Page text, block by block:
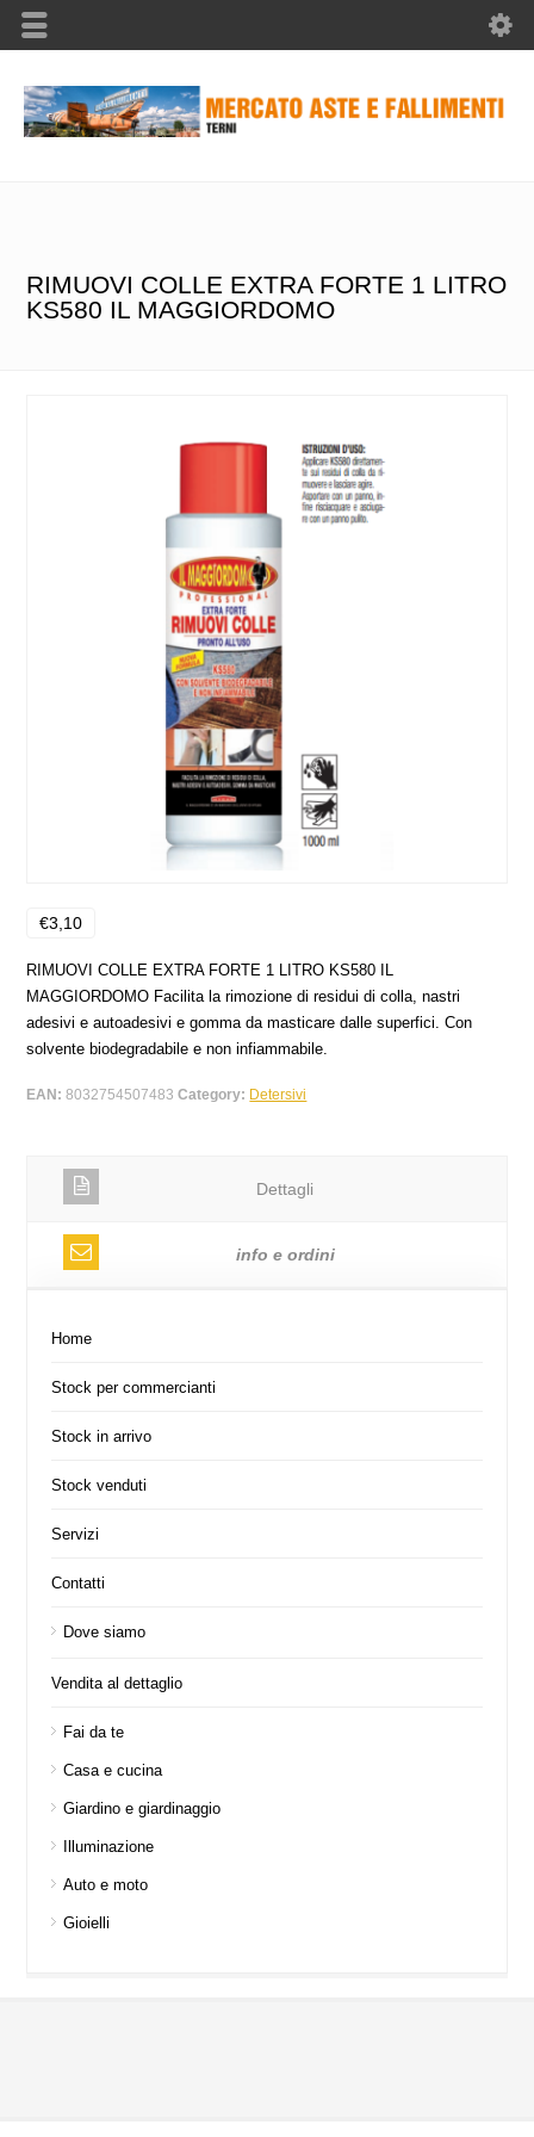
RIMUOVI COLLE EXTRA FORTE 1 LITRO
KS580 IL MAGGIORDOMO
€3,10
RIMUOVI COLLE EXTRA FORTE 1 LITRO KS580 IL
MAGGIORDOMO Facilita la rimozione di residui di colla, nastri
adesivi e autoadesivi e gomma da masticare dalle superfici. Con
solvente biodegradabile e non infiammabile.
EAN: 8032754507483Category: Detersivi
Dettagli
info e ordini
Home
Stock per commercianti
Stock in arrivo
Stock venduti
Servizi
Contatti
Dove siamo
Vendita al dettaglio
Fai da te
Casa e cucina
Giardino e giardinaggio
Illuminazione
Auto e moto
Gioielli